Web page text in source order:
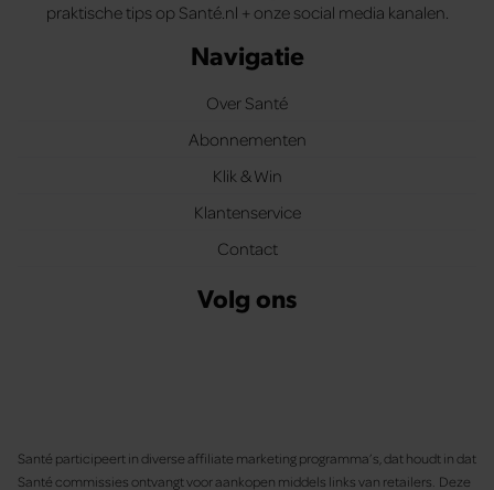
praktische tips op Santé.nl + onze social media kanalen.
Navigatie
Over Santé
Abonnementen
Klik & Win
Klantenservice
Contact
Volg ons
Santé participeert in diverse affiliate marketing programma’s, dat houdt in dat
Santé commissies ontvangt voor aankopen middels links van retailers. Deze